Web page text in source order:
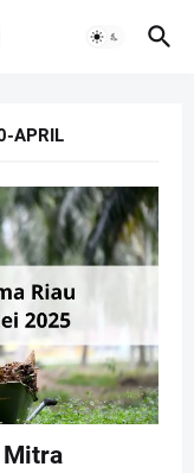
APRIL
Mitra